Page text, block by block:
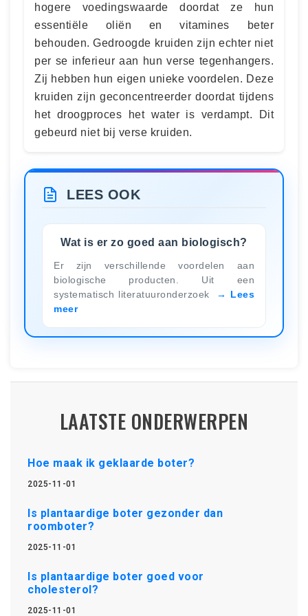
hogere voedingswaarde doordat ze hun
essentiële oliën en vitamines beter
behouden. Gedroogde kruiden zijn echter niet
per se inferieur aan hun verse tegenhangers.
Zij hebben hun eigen unieke voordelen. Deze
kruiden zijn geconcentreerder doordat tijdens
het droogproces het water is verdampt. Dit
gebeurd niet bij verse kruiden.
LEES OOK
Wat is er zo goed aan biologisch?
Er zijn verschillende voordelen aan
biologische producten. Uit een
systematisch literatuuronderzoek
Lees
meer
LAATSTE ONDERWERPEN
Hoe maak ik geklaarde boter?
2025-11-01
Is plantaardige boter gezonder dan
roomboter?
2025-11-01
Is plantaardige boter goed voor
cholesterol?
2025-11-01